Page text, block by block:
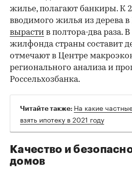
жилье, полагают банкиры. К
вводимого жилья из дерева в
вырасти в полтора-два раза.
жилфонда страны составит
отмечают в Центре
регионального анализа и
Россельхозбанка.
Читайте также: На какие
взять ипотеку в 2021 году
Качество и
домов